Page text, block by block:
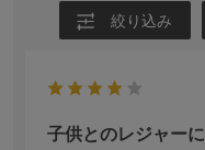
絞り込み
子供とのレジャーに